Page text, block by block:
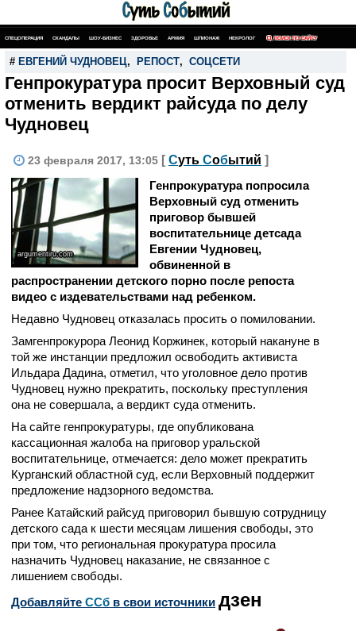
СПЕЦОПЕРАЦИЯ СКАНДАЛЫ ШОУ-БИЗНЕС ЗДОРОВЬЕ АРМИЯ ШПИОНАЖ НЕКРОЛОГ ПОИСК ПО САЙТУ
# ЕВГЕНИЙ ЧУДНОВЕЦ, РЕПОСТ, СОЦСЕТИ
Генпрокуратура просит Верховный суд
отменить вердикт райсуда по делу
Чудновец
23 февраля 2017, 13:05 [ Суть Событий ]
argumentiru.com
Генпрокуратура попросила
Верховный суд отменить
приговор бывшей
воспитательнице детсада
Евгении Чудновец,
обвиненной в
распространении детского порно после репоста
видео с издевательствами над ребенком.
Недавно Чудновец отказалась просить о помиловании.
Замгенпрокурора Леонид Коржинек, который накануне в
той же инстанции предложил освободить активиста
Ильдара Дадина, отметил, что уголовное дело против
Чудновец нужно прекратить, поскольку преступления
она не совершала, а вердикт суда отменить.
На сайте генпрокуратуры, где опубликована
кассационная жалоба на приговор уральской
воспитательнице, отмечается: дело может прекратить
Курганский областной суд, если Верховный поддержит
предложение надзорного ведомства.
Ранее Катайский райсуд приговорил бывшую сотрудницу
детского сада к шести месяцам лишения свободы, это
при том, что региональная прокуратура просила
назначить Чудновец наказание, не связанное с
лишением свободы.
Добавляйте CСб в свои источники дзен